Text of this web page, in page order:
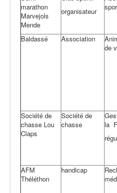
marathon
Marvejols
Mende
organisateur
Baldassé
Association
de
Société de
chasse Lou
Claps
Société de
chasse
la
AFM
Théléthon
handicap